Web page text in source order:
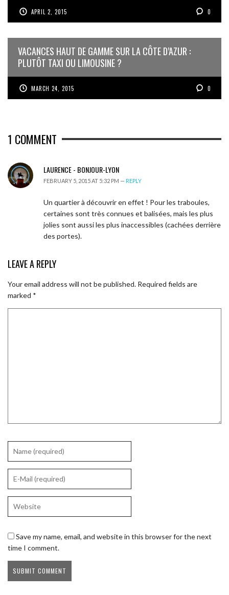
APRIL 2, 2015 0
VACANCES HAUT DE GAMME SUR LA CÔTE D’AZUR :
PLUTÔT TAXI OU LIMOUSINE ?
MARCH 24, 2015 0
1 COMMENT
LAURENCE - BONJOUR-LYON
FEBRUARY 5, 2015 AT 5:32 PM — REPLY
Un quartier à découvrir en effet ! Pour les traboules,
certaines sont très connues et balisées, mais les plus
jolies sont aussi les plus inaccessibles (cachées derrière
des portes).
LEAVE A REPLY
Your email address will not be published. Required fields are
marked *
Save my name, email, and website in this browser for the next
time I comment.